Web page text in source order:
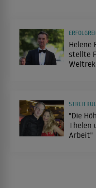
Helene
stellte
"Die
Thelen
Arbeit"